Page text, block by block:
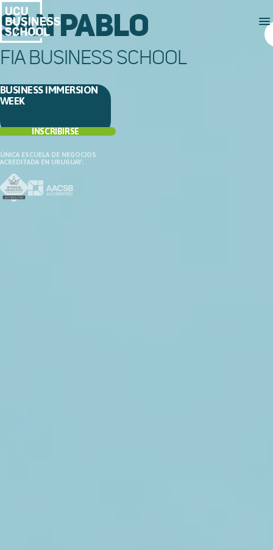
SAN PABLO
FIA BUSINESS SCHOOL
BUSINESS IMMERSION
WEEK
INSCRIBIRSE
ÚNICA ESCUELA DE NEGOCIOS
ACREDITADA EN URUGUAY: